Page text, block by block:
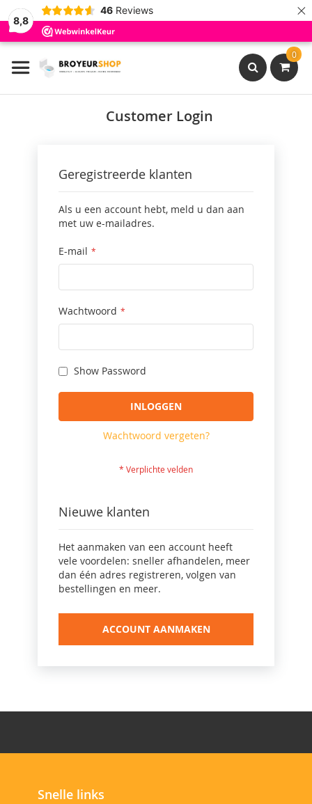
8,8
46 Reviews ×
Ga
naar
de
0
Search
Customer Login
Geregistreerde klanten
Als u een account hebt, meld u dan aan
met uw e-mailadres.
E-mail
Wachtwoord
Show Password
INLOGGEN
Wachtwoord vergeten?
Nieuwe klanten
Het aanmaken van een account heeft
vele voordelen: sneller afhandelen, meer
dan één adres registreren, volgen van
bestellingen en meer.
ACCOUNT AANMAKEN
Snelle links